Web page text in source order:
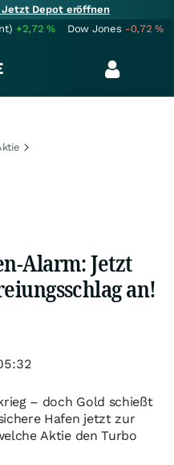
Depot eröffnen
+2,72% Dow Jones -0,72%
Alarm: Jetzt
an!
– doch Gold schießt
Hafen jetzt zur
Aktie den Turbo